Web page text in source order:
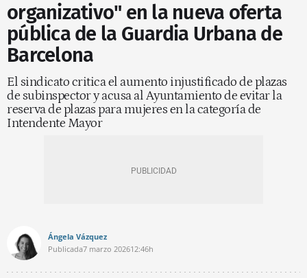
organizativo" en la nueva oferta
pública de la Guardia Urbana de
Barcelona
El sindicato critica el aumento injustificado de plazas
de subinspector y acusa al Ayuntamiento de evitar la
reserva de plazas para mujeres en la categoría de
Intendente Mayor
Ángela Vázquez
Publicada7 marzo 202612:46h